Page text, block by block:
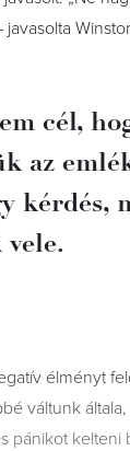
javasolta
cél,
az
kérdés,
élményt
váltunk
pánikot